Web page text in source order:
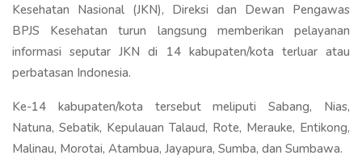
Kesehatan Nasional (JKN), Direksi dan Dewan Pengawas
BPJS Kesehatan turun langsung memberikan pelayanan
informasi seputar JKN di 14 kabupaten/kota terluar atau
perbatasan Indonesia.
Ke-14 kabupaten/kota tersebut meliputi Sabang, Nias,
Natuna, Sebatik, Kepulauan Talaud, Rote, Merauke, Entikong,
Malinau, Morotai, Atambua, Jayapura, Sumba, dan Sumbawa.